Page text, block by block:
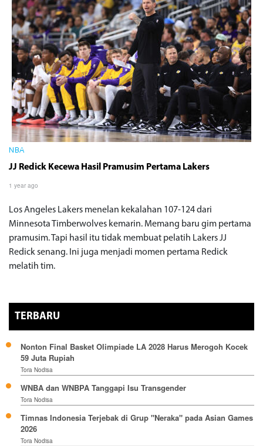
NBA
JJ Redick Kecewa Hasil Pramusim Pertama Lakers
1 year ago
Los Angeles Lakers menelan kekalahan 107-124 dari
Minnesota Timberwolves kemarin. Memang baru gim pertama
pramusim. Tapi hasil itu tidak membuat pelatih Lakers JJ
Redick senang. Ini juga menjadi momen pertama Redick
melatih tim.
TERBARU
Nonton Final Basket Olimpiade LA 2028 Harus Merogoh Kocek
59 Juta Rupiah
Tora Nodisa
WNBA dan WNBPA Tanggapi Isu Transgender
Tora Nodisa
Timnas Indonesia Terjebak di Grup "Neraka" pada Asian Games
2026
Tora Nodisa